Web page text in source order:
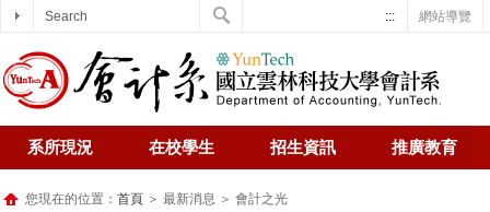
網站導覽
:::
系所現況 在校學生 招生資訊 推廣教育
您現在的位置： 首頁 ＞ 最新消息 ＞ 會計之光
Search